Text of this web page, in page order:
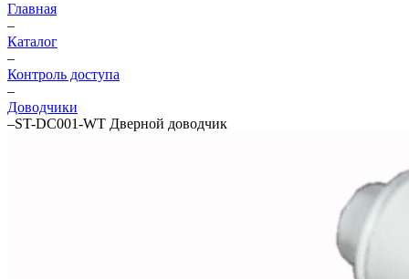
Главная
–
Каталог
–
Контроль доступа
–
Доводчики
–ST-DC001-WT Дверной доводчик